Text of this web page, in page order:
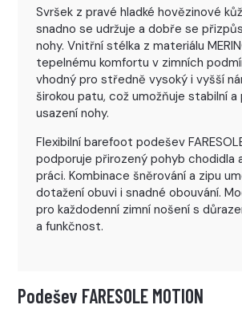
Svršek z pravé hladké hovězinové
snadno se udržuje a dobře se
nohy. Vnitřní stélka z materiálu
tepelnému komfortu v zimních
vhodný pro středně vysoký i vyšší
širokou patu, což umožňuje stabilní a
usazení nohy.
Flexibilní barefoot podešev
podporuje přirozený pohyb chodidla
práci. Kombinace šněrování a zipu
dotažení obuvi i snadné obouvání.
pro každodenní zimní nošení s
a funkčnost.
Podešev FARESOLE MOTION